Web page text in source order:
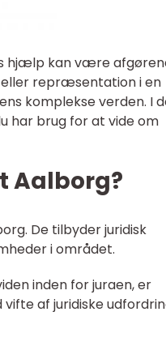
hjælp kan være
eller repræsentation i en
komplekse verden. I
har brug for at vide om
Aalborg?
De tilbyder juridisk
i området.
inden for juraen, er
af juridiske